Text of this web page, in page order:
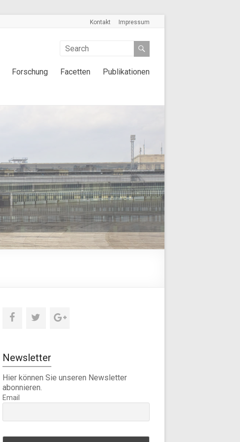
Kontakt Impressum
Forschung Facetten Publikationen
Newsletter
Hier können Sie unseren Newsletter
abonnieren.
Email